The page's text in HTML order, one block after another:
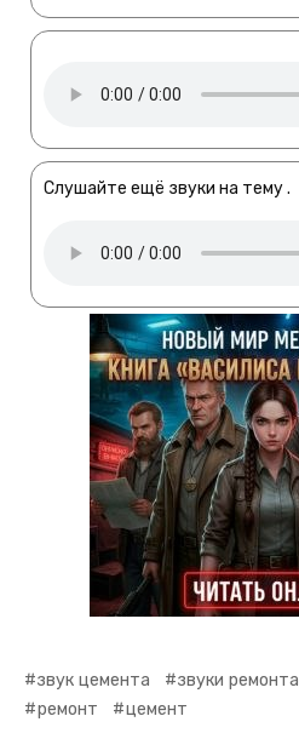
Слушайте ещё звуки на тему .
звук цемента звуки ремонта
ремонт
цемент